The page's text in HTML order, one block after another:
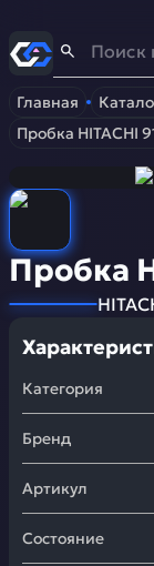
Спец-Страж-
Главная
Пробка HITACHI
Пробка
Категория
Бренд
Артикул
Состояние